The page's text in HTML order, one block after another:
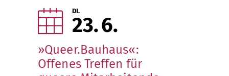
DI.
23 6
»Queer.Bauhaus«:
Offenes Treffen für